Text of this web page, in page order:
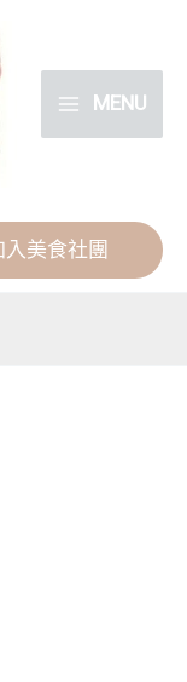
MENU
入美食社團